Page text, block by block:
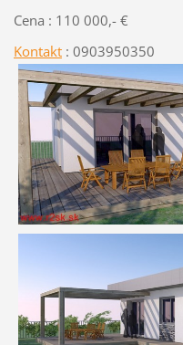
Cena : 110 000,- €
Kontakt: 0903950350